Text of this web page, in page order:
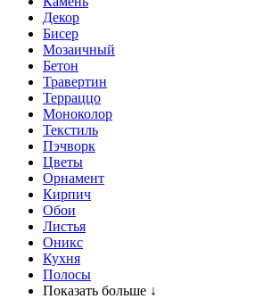
Декор
Бисер
Мозаичный
Бетон
Травертин
Терраццо
Моноколор
Текстиль
Пэчворк
Цветы
Орнамент
Кирпич
Обои
Листья
Оникс
Кухня
Полосы
Показать больше ↓